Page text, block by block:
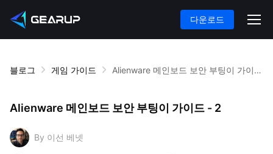
다운로드
블로그 게임 가이드 Alienware 메인보드 보안 부팅이 가이드 - 2
Alienware 메인보드 보안 부팅이 가이드 - 2
By 이선 베넷